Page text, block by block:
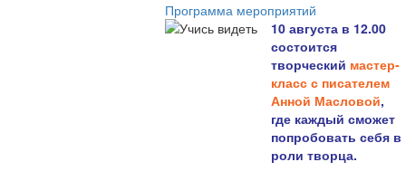
Программа мероприятий
10 августа в 12.00
состоится
творческий мастер-
класс с писателем
Анной Масловой,
где каждый сможет
попробовать себя в
роли творца.